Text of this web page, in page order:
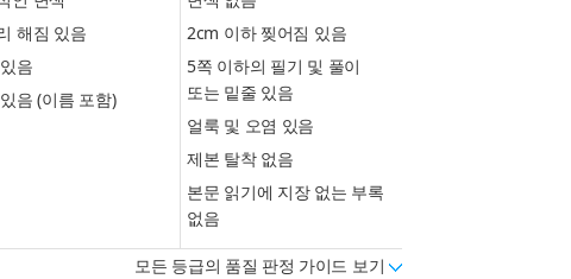
해짐 있음
음
음 (이름 포함)
2cm 이하 찢어짐 있음
5쪽 이하의 필기 및 풀이
또는 밑줄 있음
얼룩 및 오염 있음
제본 탈착 없음
본문 읽기에 지장 없는 부록
없음
모든 등급의 품질 판정 가이드 보기